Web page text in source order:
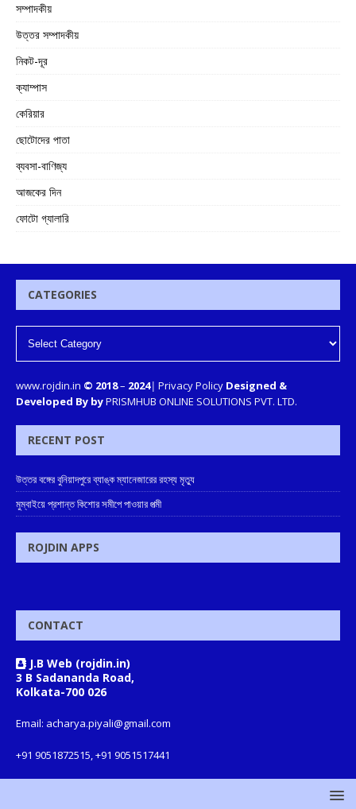
সম্পাদকীয়
উত্তর সম্পাদকীয়
নিকট-দূর
ক্যাম্পাস
কেরিয়ার
ছোটোদের পাতা
ব্যবসা-বাণিজ্য
আজকের দিন
ফোটো গ্যালারি
CATEGORIES
www.rojdin.in © 2018– 2024| Privacy Policy Designed &
Developed By byPRISMHUB ONLINE SOLUTIONS PVT. LTD.
RECENT POST
উত্তর বঙ্গের বুনিয়াদপুরে ব্যাঙ্ক ম্যানেজারের রহস্য মৃত্যু
মুম্বাইয়ে প্রশান্ত কিশোর সমীপে পাওয়ার পত্মী
ROJDIN APPS
CONTACT
J.B Web (rojdin.in)
3 B Sadananda Road,
Kolkata-700 026
Email: acharya.piyali@gmail.com
+91 9051872515, +91 9051517441